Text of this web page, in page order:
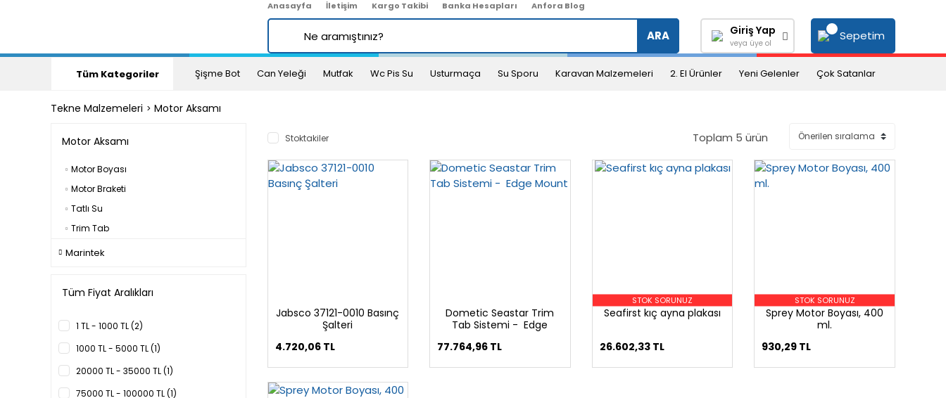
Anasayfa İletişim Kargo Takibi Banka Hesapları Anfora Blog
ARA Giriş Yap
veya üye ol
Sepetim
Tüm Kategoriler Şişme Bot Can Yeleği Mutfak Wc Pis Su Usturmaça Su Sporu Karavan Malzemeleri 2. El Ürünler Yeni Gelenler Çok Satanlar
Tekne Malzemeleri Motor Aksamı
Motor Aksamı
Motor Boyası
Motor Braketi
Tatlı Su
Trim Tab
Marintek
Tüm Fiyat Aralıkları
1 TL - 1000 TL (2)
1000 TL - 5000 TL (1)
20000 TL - 35000 TL (1)
75000 TL - 100000 TL (1)
Stoktakiler Toplam 5 ürün
Jabsco 37121-0010 Basınç
Şalteri
4.720,06 TL
Dometic Seastar Trim
Tab Sistemi - Edge
77.764,96 TL
STOK SORUNUZ
Seafirst kıç ayna plakası
26.602,33 TL
STOK SORUNUZ
Sprey Motor Boyası, 400
ml.
930,29 TL